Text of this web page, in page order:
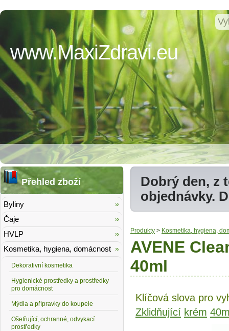
www.MaxiZdravi.eu
Dobrý den, z
objednávky.
Produkty > Kosmetika, hygiena,
AVENE
40ml
Klíčová slova pro
Zklidňující krém
Přehled zboží
Byliny
Čaje
HVLP
Kosmetika, hygiena, domácnost
Dekorativní kosmetika
Hygienické prostředky a prostředky
pro domácnost
Mýdla a přípravky do koupele
Ošetřující, ochranné, odvykací
prostředky